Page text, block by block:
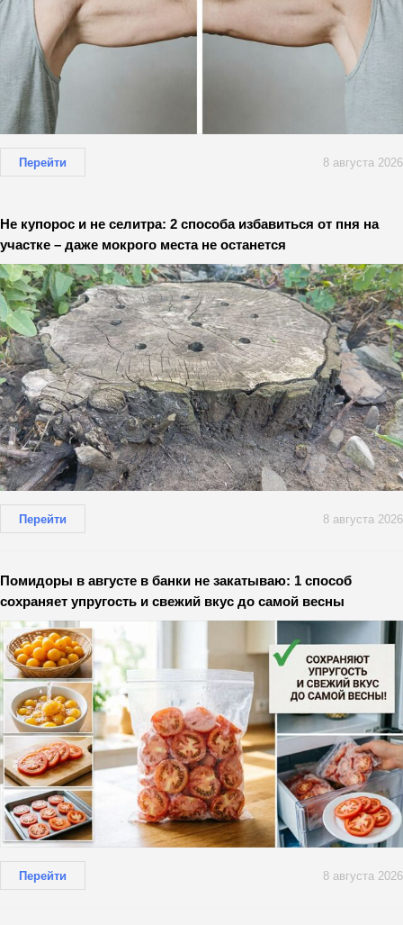
Перейти 8 августа 2026
Не купорос и не селитра: 2 способа избавиться от пня на
участке – даже мокрого места не останется
Перейти 8 августа 2026
Помидоры в августе в банки не закатываю: 1 способ
сохраняет упругость и свежий вкус до самой весны
Перейти 8 августа 2026